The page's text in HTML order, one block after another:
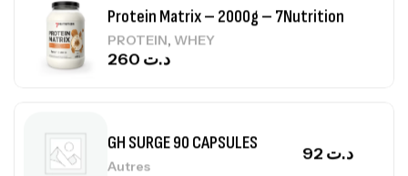
Protein Matrix – 2000g – 7Nutrition
PROTEIN, WHEY
د.ت
GH SURGE 90 CAPSULES
Autres
د.ت